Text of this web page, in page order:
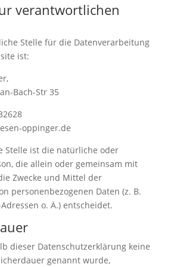
verantwortlichen
Stelle für die Datenverarbeitung
ist:
Bach-Str 35
oppinger.de
Stelle ist die natürliche oder
die allein oder gemeinsam mit
Zwecke und Mittel der
personenbezogenen Daten (z. B.
o. Ä.) entscheidet.
dieser Datenschutzerklärung keine
genannt wurde,